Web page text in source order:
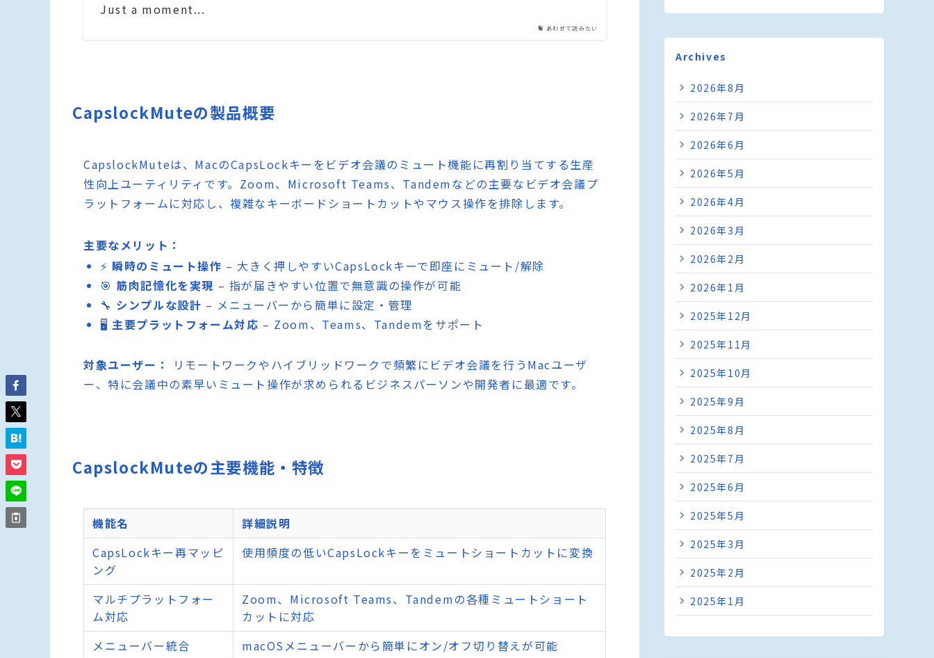
あわせて読みたい
Just a moment...
CapslockMuteの製品概要
CapslockMuteは、MacのCapsLockキーをビデオ会議のミュート機能に再割り当てする生産
性向上ユーティリティです。Zoom、Microsoft Teams、Tandemなどの主要なビデオ会議プ
ラットフォームに対応し、複雑なキーボードショートカットやマウス操作を排除します。
主要なメリット：
⚡ 瞬時のミュート操作 – 大きく押しやすいCapsLockキーで即座にミュート/解除
🎯筋肉記憶化を実現 – 指が届きやすい位置で無意識の操作が可能
🔧 シンプルな設計 – メニューバーから簡単に設定・管理
🖥️主要プラットフォーム対応 – Zoom、Teams、Tandemをサポート
対象ユーザー：
リモートワークやハイブリッドワークで頻繁にビデオ会議を行うMacユーザ
ー、特に会議中の素早いミュート操作が求められるビジネスパーソンや開発者に最適です。
CapslockMuteの主要機能・特徴
機能名
詳細説明
CapsLockキー再マッピ
ング
使用頻度の低いCapsLockキーをミュートショートカットに変換
マルチプラットフォー
ム対応
Zoom、Microsoft Teams、Tandemの各種ミュートショート
カットに対応
メニューバー統合
macOSメニューバーから簡単にオン/オフ切り替えが可能
Archives
2026年8月
2026年7月
2026年6月
2026年5月
2026年4月
2026年3月
2026年2月
2026年1月
2025年12月
2025年11月
2025年10月
2025年9月
2025年8月
2025年7月
2025年6月
2025年5月
2025年3月
2025年2月
2025年1月